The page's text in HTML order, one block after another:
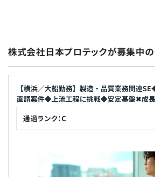
から選択しオンデマンドで利用可能にす
事例⑦ 独自AIプラットフォーム構築：
ープにおいて、独自に利用できるAIサー
◆新人研修
JT9カ月。1年間の研修期間を設けること
出る下地を育てます。
Off-JTでは、経験の有無を問わず、Java
屋内原則禁煙（喫煙室あり）
・JR山手線/京浜東北線/中央線「神田」
分未満
・東京メトロ銀座線「神田」駅1番出口
◆入社時有休10日付与
◆有休取得推奨日：年3日（2025年度）
◆計画年休：年5日（2025年度）
◆2023年度全社平均有休取得日数:13日
を含む）
【その他】
◆新入社員／昇格者対象
ロードマップ研修
自己啓発支援の有無及びその内容
◆学習支援
・資格保有手当（IPA資格対象）
・トライ＆チャレンジ制度（業務との関
習費用補助）
キャリアコンサルティング制度の有無及
います。 【スローガン】 「人を育てる、社会を創
る」 一人ひとりの能力を拓き、最大
る。 個人の成長を社会全体の発展に
株式会社日本プロテックが募集中
【横浜／大船勤務】製造・品質業務関連
直請案件◆上流工程に挑戦◆安定基盤✖成
通過ランク：C